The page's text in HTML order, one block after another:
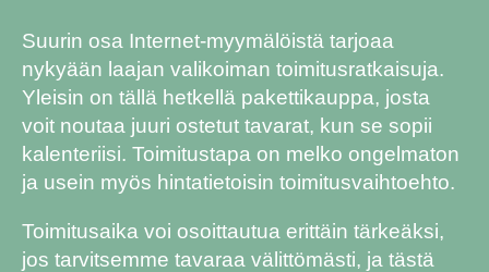
Suurin osa Internet-myymälöistä tarjoaa
nykyään laajan valikoiman toimitusratkaisuja.
Yleisin on tällä hetkellä pakettikauppa, josta
voit noutaa juuri ostetut tavarat, kun se sopii
kalenteriisi. Toimitustapa on melko ongelmaton
ja usein myös hintatietoisin toimitusvaihtoehto.
Toimitusaika voi osoittautua erittäin tärkeäksi,
jos tarvitsemme tavaraa välittömästi, ja tästä